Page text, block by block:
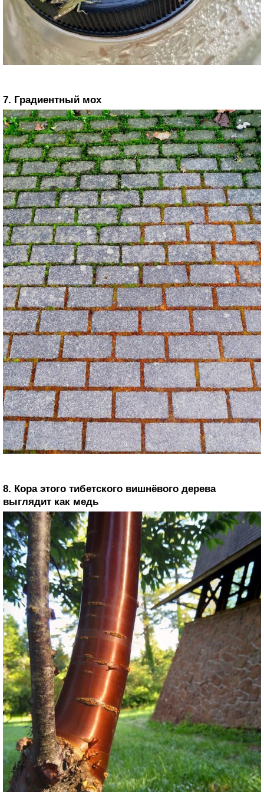
7. Градиентный мох
8. Кора этого тибетского вишнёвого дерева
выглядит как медь